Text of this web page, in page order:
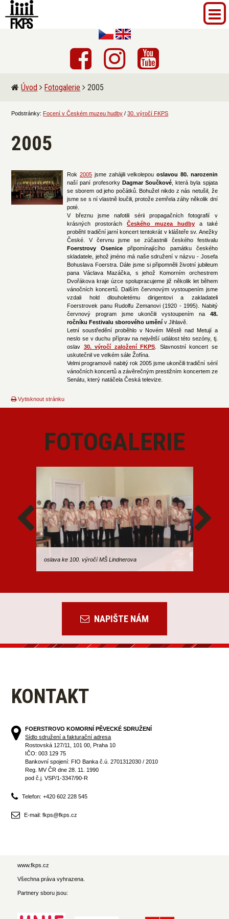
Úvod Fotogalerie 2005
Podstránky: Focení v Českém muzeu hudby /30. výročí FKPS
2005
Rok2005 jsme zahájili velkolepou oslavou 80. narozenin
naší paní profesorky Dagmar Součkové , která byla spjata
se sborem od jeho počátků. Bohužel nikdo z nás netušil, že
jsme se s ní vlastně loučili, protože zemřela záhy několik dní
poté.
V březnu jsme nafotili sérii propagačních fotografií v
krásných prostoráchČeského muzea hudbya také
proběhl tradiční jarní koncert tentokrát v klášteře sv. Anežky
České. V červnu jsme se zúčastnili českého festivalu
Foerstrovy Osenicepřipomínajícího památku českého
skladatele, jehož jméno má naše sdružení v názvu - Josefa
Bohuslava Foerstra. Dále jsme si připomněli životní jubileum
pana Václava Mazáčka, s jehož Komorním orchestrem
Dvořákova kraje úzce spolupracujeme již několik let během
vánočních koncertů. Dalším červnovým vystoupením jsme
vzdali hold dlouholetému dirigentovi a zakladateli
Foerstrovek panu Rudolfu Zemanovi (1920 - 1995). Nabitý
červnový program jsme ukončili vystoupením na 48.
ročníku Festivalu sborového umění v Jihlavě.
Letní soustředění proběhlo v Novém Městě nad Metují a
neslo se v duchu příprav na největší událost této sezóny, tj.
oslav 30. výročí založení FKPS . Slavnostní koncert se
uskutečnil ve velkém sále Žofína.
Velmi programově nabitý rok 2005 jsme ukončili tradiční sérií
vánočních koncertů a závěrečným prestižním koncertem ze
Senátu, který natáčela Česká televize.
Vytisknout stránku
FOTOGALERIE
oslava ke 100. výročí MŠ Lindnerova
NAPIŠTE NÁM
KONTAKT
FOERSTROVO KOMORNÍ PĚVECKÉ SDRUŽENÍ
Sídlo sdružení a fakturační adresa
Rostovská 127/11, 101 00, Praha 10
IČO: 003 129 75
Bankovní spojení: FIO Banka č.ú. 2701312030 / 2010
Reg. MV ČR dne 28. 11. 1990
pod č.j. VSP/1-3347/90-R
Telefon: +420 602 228 545
E-mail: fkps@fkps.cz
www.fkps.cz
Všechna práva vyhrazena.
Partnery sboru jsou: